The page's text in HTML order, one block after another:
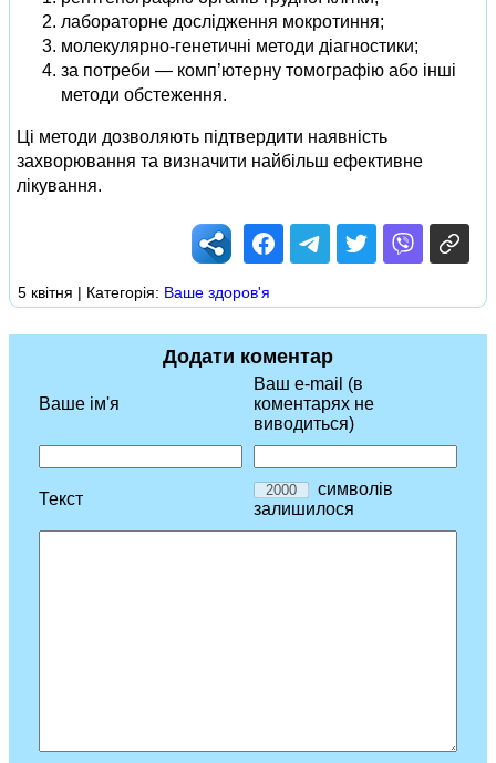
лабораторне дослідження мокротиння;
молекулярно-генетичні методи діагностики;
за потреби — комп’ютерну томографію або інші
методи обстеження.
Ці методи дозволяють підтвердити наявність
захворювання та визначити найбільш ефективне
лікування.
5 квітня | Категорія: Ваше здоров'я
Додати коментар
Ваше ім'я
Ваш e-mail (в
коментарях не
виводиться)
Текст
символів
залишилося